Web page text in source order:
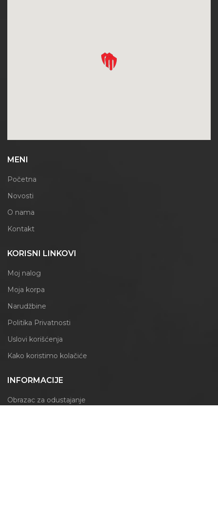
MENI
Početna
Novosti
O nama
Kontakt
KORISNI LINKOVI
Moj nalog
Moja korpa
Narudžbine
Politika Privatnosti
Uslovi korišćenja
Kako koristimo kolačiće
INFORMACIJE
Obrazac za odustajanje